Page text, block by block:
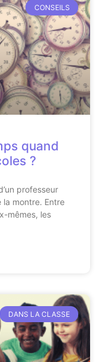
CONSEILS
quand
?
professeur
la montre. Entre
mêmes, les
DANS LA CLASSE